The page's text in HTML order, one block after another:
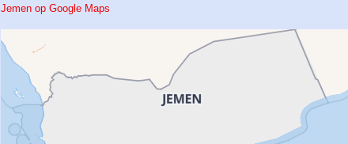
Jemen op Google Maps